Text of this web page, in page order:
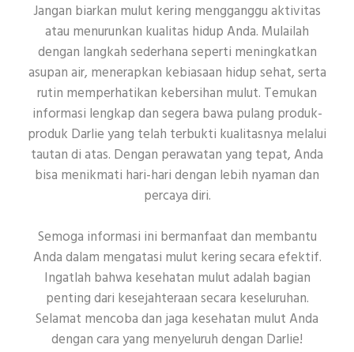
Jangan biarkan mulut kering mengganggu aktivitas
atau menurunkan kualitas hidup Anda. Mulailah
dengan langkah sederhana seperti meningkatkan
asupan air, menerapkan kebiasaan hidup sehat, serta
rutin memperhatikan kebersihan mulut. Temukan
informasi lengkap dan segera bawa pulang produk-
produk Darlie yang telah terbukti kualitasnya melalui
tautan di atas. Dengan perawatan yang tepat, Anda
bisa menikmati hari-hari dengan lebih nyaman dan
percaya diri.
Semoga informasi ini bermanfaat dan membantu
Anda dalam mengatasi mulut kering secara efektif.
Ingatlah bahwa kesehatan mulut adalah bagian
penting dari kesejahteraan secara keseluruhan.
Selamat mencoba dan jaga kesehatan mulut Anda
dengan cara yang menyeluruh dengan Darlie!